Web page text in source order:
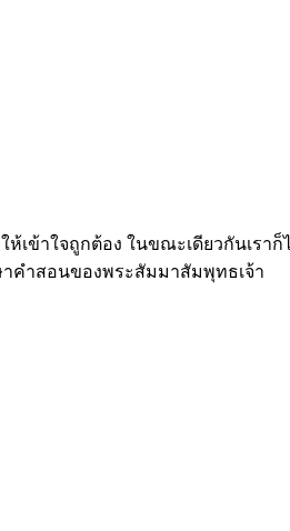
าใจถูกต้อง ในขณะเดียวกันเราก็
าคำสอนของพระสัมมาสัมพุทธเจ้า